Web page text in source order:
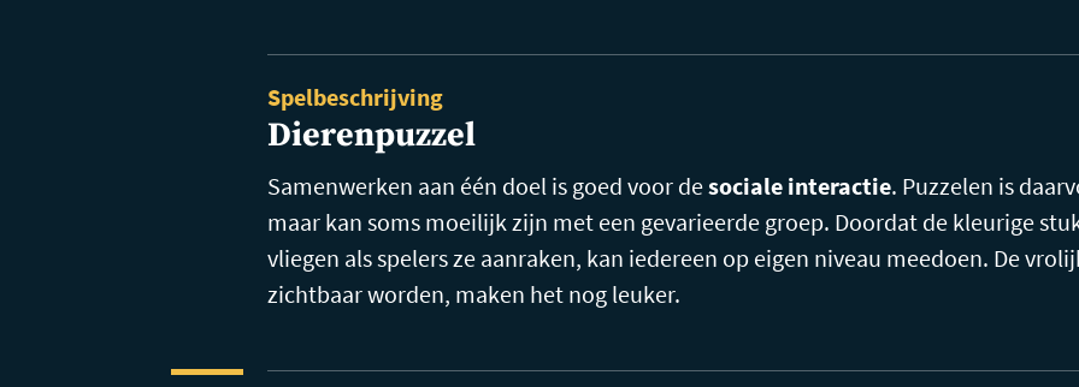
Spelbeschrijving
Dierenpuzzel
Samenwerken aan één doel is goed voor desociale interactie. Puzzelen is
maar kan soms moeilijk zijn met een gevarieerde groep. Doordat de kleurige
vliegen als spelers ze aanraken, kan iedereen op eigen niveau meedoen. De
zichtbaar worden, maken het nog leuker.